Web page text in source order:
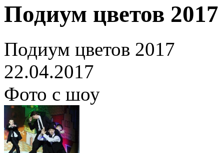
Подиум цветов 2017
Подиум цветов 2017
22.04.2017
Фото с шоу